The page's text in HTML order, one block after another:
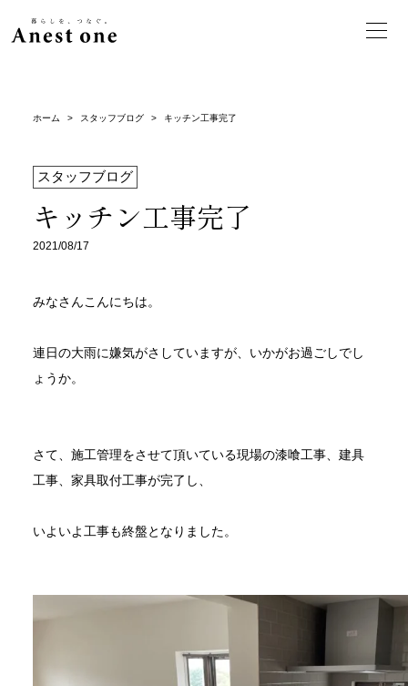
ホーム > スタッフブログ > キッチン工事完了
スタッフブログ
キッチン工事完了
2021/08/17
みなさんこんにちは。
連日の大雨に嫌気がさしていますが、いかがお過ごしでし
ょうか。
さて、施工管理をさせて頂いている現場の漆喰工事、建具
工事、家具取付工事が完了し、
いよいよ工事も終盤となりました。